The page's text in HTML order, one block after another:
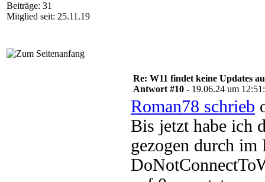
Beiträge: 31
Mitglied seit: 25.11.19
Re: W11 findet keine Updates
Antwort #10 - 19.06.24 um
Roman78 schrieb
Bis jetzt habe ich
gezogen durch im